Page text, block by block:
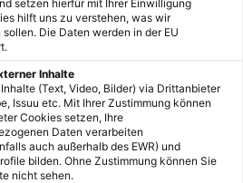
setzen hierfür mit Ihrer Einwilligung
hilft uns zu verstehen, was wir
Die Daten werden in der EU
Inhalte
(Text, Video, Bilder) via Drittanbieter
Issuu etc. Mit Ihrer Zustimmung können
Cookies setzen, Ihre
Daten verarbeiten
auch außerhalb des EWR) und
bilden. Ohne Zustimmung können Sie
nicht sehen.